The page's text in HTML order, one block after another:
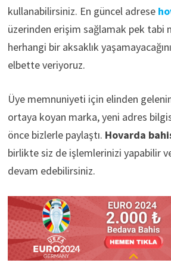
kullanabilirsiniz. En güncel adrese
üzerinden erişim sağlamak pek tabi
herhangi bir aksaklık
elbette veriyoruz.
Üye memnuniyeti için elinden
ortaya koyan marka, yeni adres
önce bizlerle paylaştı. Hovarda
birlikte siz de işlemlerinizi yapabilir ve
devam edebilirsiniz.